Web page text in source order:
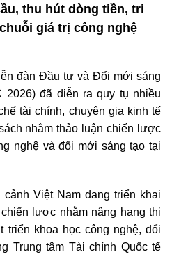
thu hút dòng tiền, tri
giá trị công nghệ
đàn Đầu tư và Đổi mới sáng
2026) đã diễn ra quy tụ nhiều
tài chính, chuyên gia kinh tế
nhằm thảo luận chiến lược
nghệ và đổi mới sáng tạo tại
Việt Nam đang triển khai
lược nhằm nâng hạng thị
triển khoa học công nghệ, đổi
Trung tâm Tài chính Quốc tế